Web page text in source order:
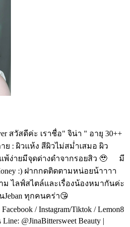
สวัสดีค่ะ เราชื่อ" จิน่า " อายุ 30++
ย : ผิวแห้ง สีผิวไม่สม่ำเสมอ ผิว
แพ้ง่ายมีจุดด่างดำจากรอยสิว 🥹 มี
:) ฝากกดติดตามหน่อยน้าาาา
ม ไลฟ์สไตล์และเรื่องน้องหมากันค่ะ
Jeban ทุกคนคร่า😘
/ Instagram/Tiktok / Lemon8
@JinaBittersweet Beauty |